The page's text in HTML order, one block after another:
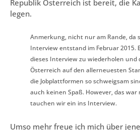
Republik Österreich ist bereit, die
legen.
Anmerkung, nicht nur am Rande, da
Interview entstand im Februar 2015.
dieses Interview zu wiederholen und
Österreich auf den allerneuesten
die Jobplattformen so schweigsam
auch keinen Spaß. However, das war
tauchen wir ein ins Interview.
Umso mehr freue ich mich über